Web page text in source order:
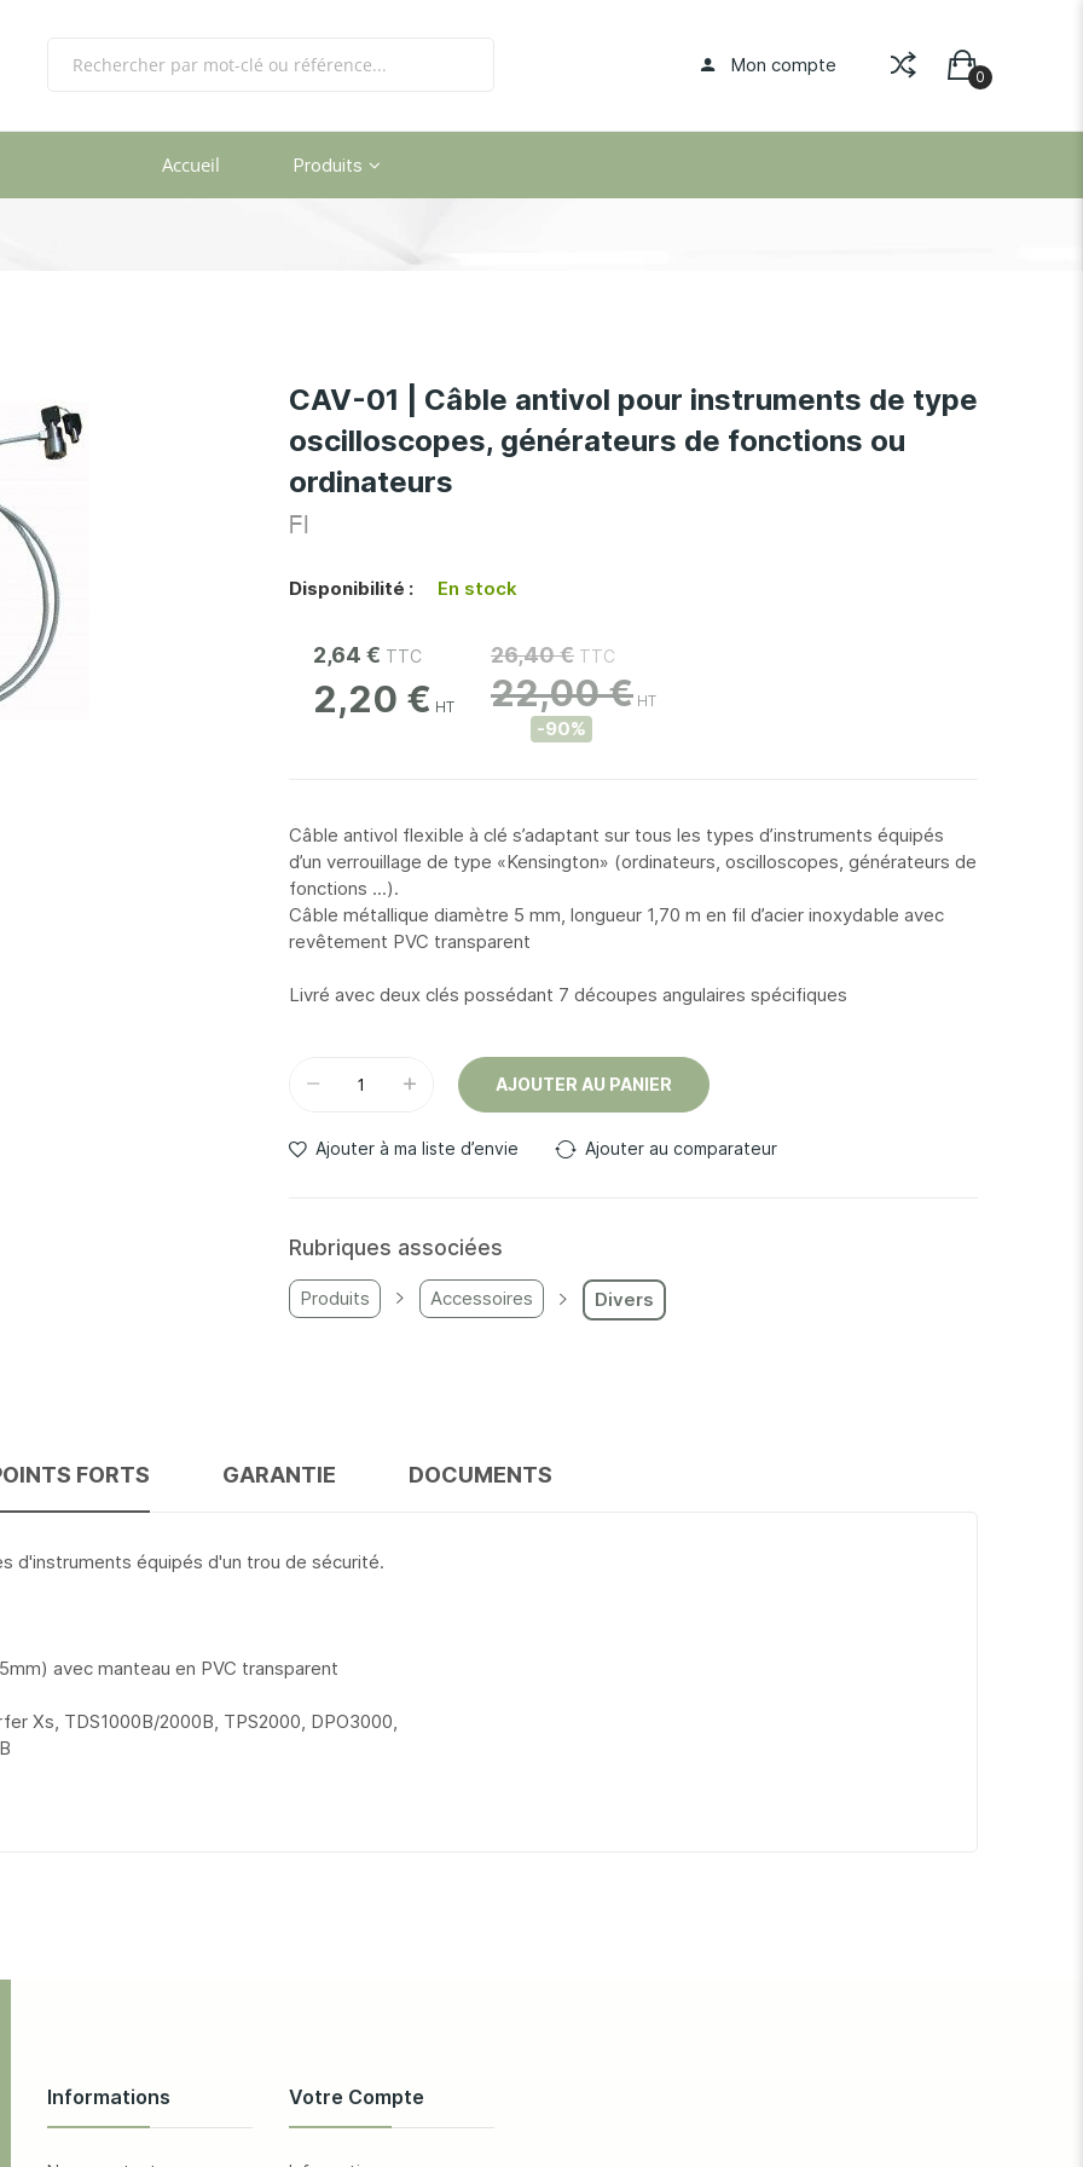
Mon compte
Accueil Produits
CAV-01 | Câble antivol pour instruments de type
oscilloscopes, générateurs de fonctions ou
ordinateurs
FI
Disponibilité : En stock
2,64 €
2,20 €
26,40 €
22,00 €
-90%
Câble antivol flexible à clé s’adaptant sur tous les types d’instruments équipés
d’un verrouillage de type «Kensington» (ordinateurs, oscilloscopes, générateurs de
fonctions ...).
Câble métallique diamètre 5 mm, longueur 1,70 m en fil d’acier inoxydable avec
revêtement PVC transparent
Livré avec deux clés possédant 7 découpes angulaires spécifiques
AJOUTER AU PANIER
Ajouter à ma liste d’envie Ajouter au comparateur
Rubriques associées
Produits Accessoires Divers
FORTS GARANTIE DOCUMENTS
d'instruments équipés d'un trou de sécurité.
avec manteau en PVC transparent
Xs, TDS1000B/2000B, TPS2000, DPO3000,
Informations Votre Compte